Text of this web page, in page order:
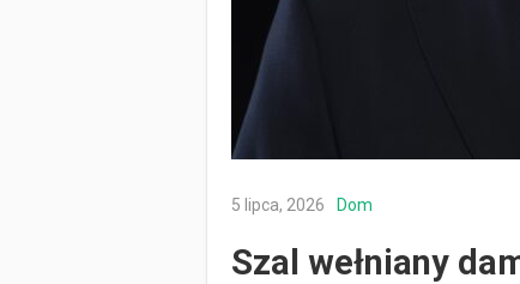
5 lipca, 2026 Dom
Szal wełniany